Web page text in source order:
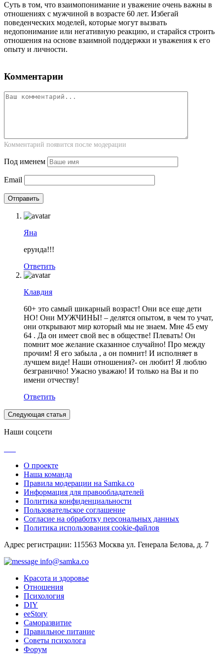
Суть в том, что взаимопонимание и уважение очень важны в
отношениях с мужчиной в возрасте 60 лет. Избегай
поведенческих моделей, которые могут вызвать
недопонимание или негативную реакцию, и старайся строить
отношения на основе взаимной поддержки и уважения к его
опыту и личности.
Комментарии
Комментарий появится после модерации
Под именем
Email
Яна
ерунда!!!
Ответить
Клавдия
60+ это самый шикарный возраст! Они все еще дети
НО! Они МУЖЧИНЫ! – делятся опытом, в чем то учат,
они открывают мир который мы не знаем. Мне 45 ему
64 . Да он имеет свой вес в обществе! Плевать! Он
помнит мое желание сказанное случайно! Про между
прочим! Я его забыла , а он помнит! И исполняет в
лучшем виде! Наши отношения?- он любит! Я люблю
безгранично! Ужасно уважаю! И только на Вы и по
имени отчеству!
Ответить
Следующая статья
Наши соцсети
О проекте
Наша команда
Правила модерации на Samka.co
Информация для правообладателей
Политика конфиденциальности
Пользовательское соглашение
Согласие на обработку персональных данных
Политика использования cookie-файлов
Адрес регистрации: 115563 Москва ул. Генерала Белова, д. 7
info@samka.co
Красота и здоровье
Отношения
Психология
DIY
ееStory
Саморазвитие
Правильное питание
Советы психолога
Форум